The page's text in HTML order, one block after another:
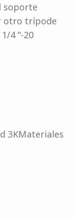
soporte
otro trípode
4 “-20
3KMateriales